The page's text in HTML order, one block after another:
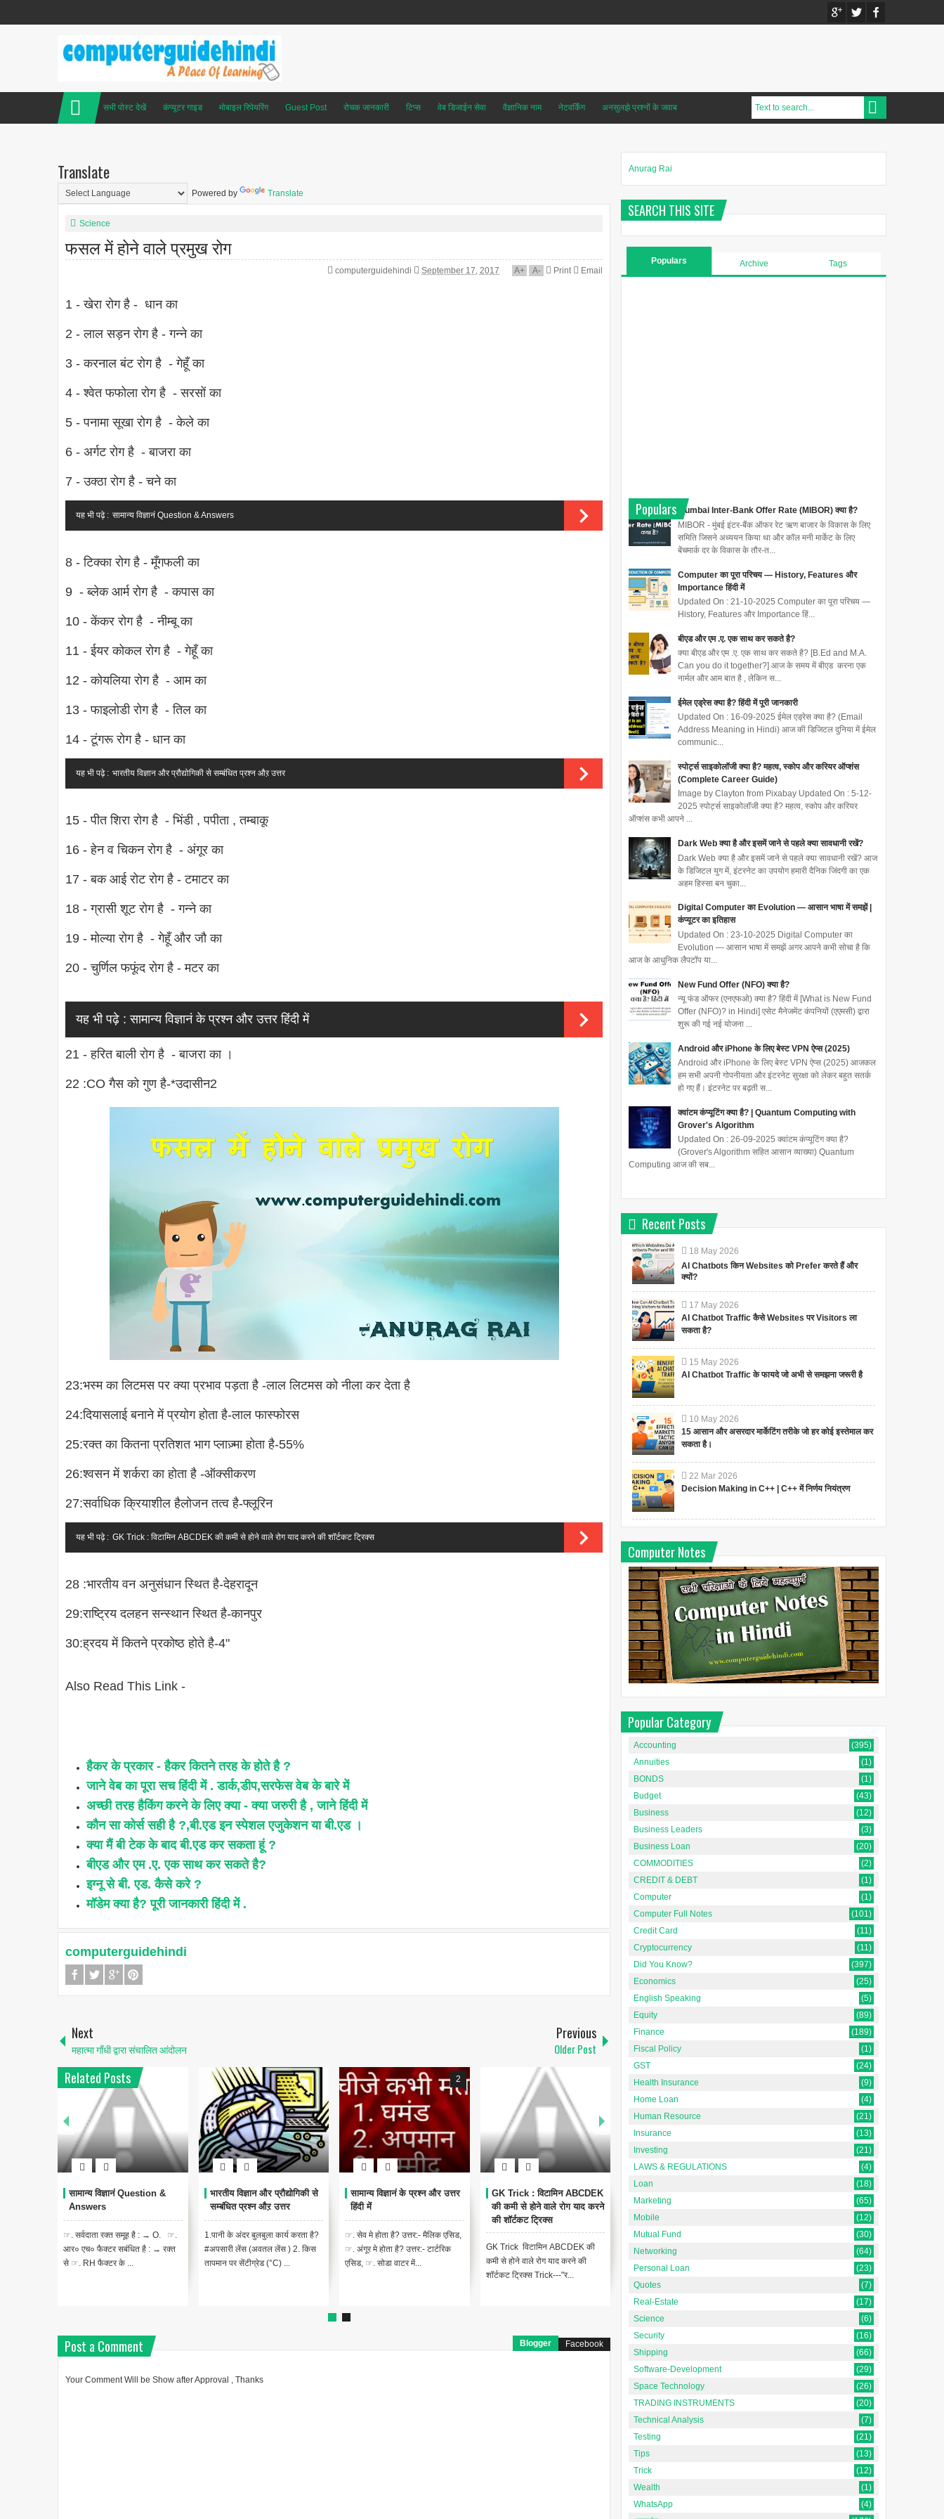
सभी पोस्ट देखें कंप्यूटर गाइड मोबाइल रिपेयरिंग Guest Post रोचक जानकारी टिप्स वेब डिजाईन सेवा वैज्ञानिक नाम नेटवर्किंग अनसुलझे प्रश्नों के जवाब
Translate
Powered by Translate
Science
फसल में होने वाले प्रमुख रोग
computerguidehindi September 17, 2017 A+ A- Print Email
1 - खेरा रोग है - धान का
2 - लाल सड़न रोग है - गन्ने का
3 - करनाल बंट रोग है - गेहूँ का
4 - श्वेत फफोला रोग है - सरसों का
5 - पनामा सूखा रोग है - केले का
6 - अर्गट रोग है - बाजरा का
7 - उक्ठा रोग है - चने का
यह भी पढ़े : सामान्य विज्ञानं Question & Answers
8 - टिक्का रोग है - मूँगफली का
9 - ब्लेक आर्म रोग है - कपास का
10 - केंकर रोग है - नीम्बू का
11 - ईयर कोकल रोग है - गेहूँ का
12 - कोयलिया रोग है - आम का
13 - फाइलोडी रोग है - तिल का
14 - टूंगरू रोग है - धान का
यह भी पढ़े : भारतीय विज्ञान और प्रौद्योगिकी से सम्बंधित प्रश्न औऱ उत्तर
15 - पीत शिरा रोग है - भिंडी , पपीता , तम्बाकू
16 - हेन व चिकन रोग है - अंगूर का
17 - बक आई रोट रोग है - टमाटर का
18 - ग्रासी शूट रोग है - गन्ने का
19 - मोल्या रोग है - गेहूँ और जौ का
20 - चुर्णिल फफूंद रोग है - मटर का
यह भी पढ़े : सामान्य विज्ञानं के प्रश्न और उत्तर हिंदी में
21 - हरित बाली रोग है - बाजरा का ।
22 :CO गैस को गुण है-*उदासीन2
23:भस्म का लिटमस पर क्या प्रभाव पड़ता है -लाल लिटमस को नीला कर देता है
24:दियासलाई बनाने में प्रयोग होता है-लाल फास्फोरस
25:रक्त का कितना प्रतिशत भाग प्लाज़्मा होता है-55%
26:श्वसन में शर्करा का होता है -ऑक्सीकरण
27:सर्वाधिक क्रियाशील हैलोजन तत्व है-फ्लूरिन
यह भी पढ़े : GK Trick : विटामिन ABCDEK की कमी से होने वाले रोग याद करने की शॉर्टकट ट्रिक्स
28 :भारतीय वन अनुसंधान स्थित है-देहरादून
29:राष्ट्रिय दलहन सन्स्थान स्थित है-कानपुर
30:ह्रदय में कितने प्रकोष्ठ होते है-4"
Also Read This Link -
हैकर के प्रकार - हैकर कितने तरह के होते है ?
जाने वेब का पूरा सच हिंदी में . डार्क,डीप,सरफेस वेब के बारे में
अच्छी तरह हैकिंग करने के लिए क्या - क्या जरुरी है , जाने हिंदी में
कौन सा कोर्स सही है ?,बी.एड इन स्पेशल एजुकेशन या बी.एड ।
क्या मैं बी टेक के बाद बी.एड कर सकता हूं ?
बीएड और एम .ए. एक साथ कर सकते है?
इग्नू से बी. एड. कैसे करे ?
मॉडेम क्या है? पूरी जानकारी हिंदी में .
computerguidehindi
Next
महात्मा गाँधी द्वारा संचालित आंदोलन
Previous
Older Post
Related Posts
सामान्य विज्ञानं Question &
Answers
☞. सर्वदाता रक्त समूह है : → O. ☞.
आर० एच० फैक्टर सबंधित है : → रक्त
से ☞. RH फैक्टर के ...
भारतीय विज्ञान और प्रौद्योगिकी से
सम्बंधित प्रश्न औऱ उत्तर
1.पानी के अंदर बुलबुला कार्य करता है?
#अपसारी लेंस (अवतल लेंस ) 2. किस
तापमान पर सेंटीग्रेड (°C) ...
2
सामान्य विज्ञानं के प्रश्न और उत्तर
हिंदी में
☞. सेव मे होता है? उत्तर:- मैलिक एसिड,
☞. अंगूर मे होता है? उत्तर:- टार्टरिक
एसिड, ☞. सोडा वाटर में...
GK Trick : विटामिन ABCDEK
की कमी से होने वाले रोग याद करने
की शॉर्टकट ट्रिक्स
GK Trick विटामिन ABCDEK की
कमी से होने वाले रोग याद करने की
शॉर्टकट ट्रिक्स Trick---"र...
राशि,आवृत्ति )
1. सदिश राशि क्या है ? [What is a
vector sign?] [In Hindi] वैसी
भौतिक राशि जिनमें परिमाण के साथ-सा...
Post a Comment Blogger Facebook
Your Comment Will be Show after Approval , Thanks
Anurag Rai
SEARCH THIS SITE
Populars Archive Tags
Populars
Mumbai Inter-Bank Offer Rate (MIBOR) क्या है?
MIBOR - मुंबई इंटर-बैंक ऑफर रेट ऋण बाजार के विकास के लिए
समिति जिसने अध्ययन किया था और कॉल मनी मार्केट के लिए
बेंचमार्क दर के विकास के तौर-त...
Computer का पूरा परिचय — History, Features और
Importance हिंदी में
Updated On : 21-10-2025 Computer का पूरा परिचय —
History, Features और Importance हिं...
बीएड और एम .ए. एक साथ कर सकते है?
क्या बीएड और एम .ए. एक साथ कर सकते है? [B.Ed and M.A.
Can you do it together?] आज के समय में बीएड करना एक
नार्मल और आम बात है , लेकिन स...
ईमेल एड्रेस क्या है? हिंदी में पूरी जानकारी
Updated On : 16-09-2025 ईमेल एड्रेस क्या है? (Email
Address Meaning in Hindi) आज की डिजिटल दुनिया में ईमेल
communic...
स्पोर्ट्स साइकोलॉजी क्या है? महत्व, स्कोप और करियर ऑप्शंस
(Complete Career Guide)
Image by Clayton from Pixabay Updated On : 5-12-
2025 स्पोर्ट्स साइकोलॉजी क्या है? महत्व, स्कोप और करियर
ऑप्शंस कभी आपने ...
Dark Web क्या है और इसमें जाने से पहले क्या सावधानी रखें?
Dark Web क्या है और इसमें जाने से पहले क्या सावधानी रखें? आज
के डिजिटल युग में, इंटरनेट का उपयोग हमारी दैनिक जिंदगी का एक
अहम हिस्सा बन चुका...
Digital Computer का Evolution — आसान भाषा में समझें |
कंप्यूटर का इतिहास
Updated On : 23-10-2025 Digital Computer का
Evolution — आसान भाषा में समझें अगर आपने कभी सोचा है कि
आज के आधुनिक लैपटॉप या...
New Fund Offer (NFO) क्या है?
न्यू फंड ऑफर (एनएफओ) क्या है? हिंदी में [What is New Fund
Offer (NFO)? in Hindi] एसेट मैनेजमेंट कंपनियों (एएमसी) द्वारा
शुरू की गई नई योजना ...
Android और iPhone के लिए बेस्ट VPN ऐप्स (2025)
Android और iPhone के लिए बेस्ट VPN ऐप्स (2025) आजकल
हम सभी अपनी गोपनीयता और इंटरनेट सुरक्षा को लेकर बहुत सतर्क
हो गए हैं। इंटरनेट पर बढ़ती स...
क्वांटम कंप्यूटिंग क्या है? | Quantum Computing with
Grover's Algorithm
Updated On : 26-09-2025 क्वांटम कंप्यूटिंग क्या है?
(Grover's Algorithm सहित आसान व्याख्या) Quantum
Computing आज की सब...
Recent Posts
18 May 2026
AI Chatbots किन Websites को Prefer करते हैं और
क्यों?
17 May 2026
AI Chatbot Traffic कैसे Websites पर Visitors ला
सकता है?
15 May 2026
AI Chatbot Traffic के फायदे जो अभी से समझना जरूरी है
10 May 2026
15 आसान और असरदार मार्केटिंग तरीके जो हर कोई इस्तेमाल कर
सकता है।
22 Mar 2026
Decision Making in C++ | C++ में निर्णय नियंत्रण
Computer Notes
Popular Category
Accounting
(395)
Annuities
(1)
BONDS
(1)
Budget
(43)
Business
(12)
Business Leaders
(3)
Business Loan
(20)
COMMODITIES
(2)
CREDIT & DEBT
(1)
Computer
(1)
Computer Full Notes
(101)
Credit Card
(11)
Cryptocurrency
(11)
Did You Know?
(397)
Economics
(25)
English Speaking
(5)
Equity
(89)
Finance
(189)
Fiscal Policy
(1)
GST
(24)
Health Insurance
(9)
Home Loan
(4)
Human Resource
(21)
Insurance
(13)
Investing
(21)
LAWS & REGULATIONS
(4)
Loan
(18)
Marketing
(65)
Mobile
(12)
Mutual Fund
(30)
Networking
(64)
Personal Loan
(23)
Quotes
(7)
Real-Estate
(17)
Science
(6)
Security
(16)
Shipping
(66)
Software-Development
(29)
Space Technology
(26)
TRADING INSTRUMENTS
(20)
Technical Analysis
(7)
Testing
(21)
Tips
(13)
Trick
(12)
Wealth
(1)
WhatsApp
(4)